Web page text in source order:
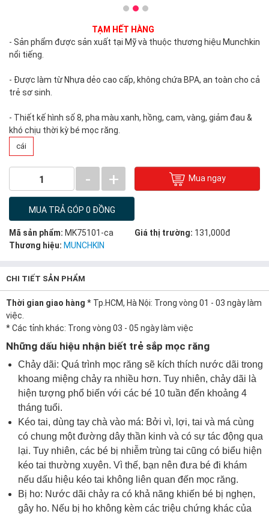
TẠM HẾT HÀNG
- Sản phẩm được sản xuất tại Mỹ và thuộc thương hiệu Munchkin
nổi tiếng.
- Được làm từ Nhựa dẻo cao cấp, không chứa BPA, an toàn cho cả
trẻ sơ sinh.
- Thiết kế hình số 8, pha màu xanh, hồng, cam, vàng, giảm đau &
khó chịu thời kỳ bé mọc răng.
cái
1 - + Mua ngay
MUA TRẢ GÓP 0 ĐỒNG
Mã sản phẩm: MK75101-ca Giá thị trường: 131,000đ
Thương hiệu: MUNCHKIN
CHI TIẾT SẢN PHẨM
Thời gian giao hàng * Tp.HCM, Hà Nội: Trong vòng 01 - 03 ngày làm
việc.
* Các tỉnh khác: Trong vòng 03 - 05 ngày làm việc
Những dấu hiệu nhận biết trẻ sắp mọc răng
Chảy dãi: Quá trình mọc răng sẽ kích thích nước dãi trong
khoang miệng chảy ra nhiều hơn. Tuy nhiên, chảy dãi là
hiện tượng phổ biến với các bé 10 tuần đến khoảng 4
tháng tuổi.
Kéo tai, dùng tay chà vào má: Bởi vì, lợi, tai và má cùng
có chung một đường dây thần kinh và có sự tác động qua
lại. Tuy nhiên, các bé bị nhiễm trùng tai cũng có biểu hiện
kéo tai thường xuyên. Vì thế, bạn nên đưa bé đi khám
nếu dấu hiệu kéo tai không liên quan đến mọc răng.
Bị ho: Nước dãi chảy ra có khả năng khiến bé bị nghẹn,
gây ho. Nếu bị ho không kèm các triệu chứng khác của